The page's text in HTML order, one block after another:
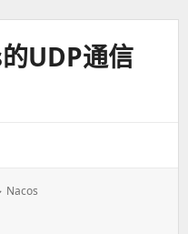
UDP通信
分
Nacos